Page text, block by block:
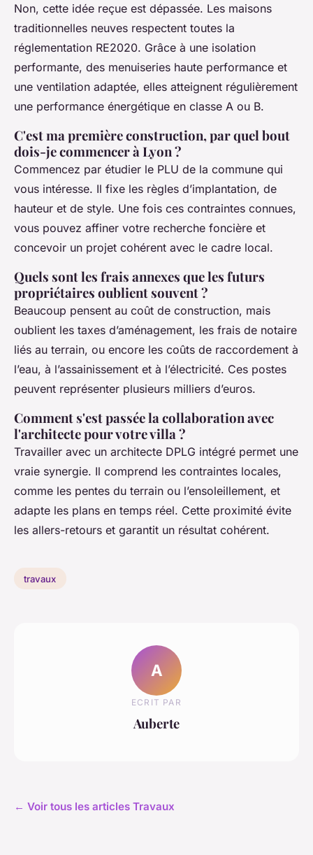
Non, cette idée reçue est dépassée. Les maisons
traditionnelles neuves respectent toutes la
réglementation RE2020. Grâce à une isolation
performante, des menuiseries haute performance et
une ventilation adaptée, elles atteignent régulièrement
une performance énergétique en classe A ou B.
C'est ma première construction, par quel bout
dois-je commencer à Lyon ?
Commencez par étudier le PLU de la commune qui
vous intéresse. Il fixe les règles d’implantation, de
hauteur et de style. Une fois ces contraintes connues,
vous pouvez affiner votre recherche foncière et
concevoir un projet cohérent avec le cadre local.
Quels sont les frais annexes que les futurs
propriétaires oublient souvent ?
Beaucoup pensent au coût de construction, mais
oublient les taxes d’aménagement, les frais de notaire
liés au terrain, ou encore les coûts de raccordement à
l’eau, à l’assainissement et à l’électricité. Ces postes
peuvent représenter plusieurs milliers d’euros.
Comment s'est passée la collaboration avec
l'architecte pour votre villa ?
Travailler avec un architecte DPLG intégré permet une
vraie synergie. Il comprend les contraintes locales,
comme les pentes du terrain ou l’ensoleillement, et
adapte les plans en temps réel. Cette proximité évite
les allers-retours et garantit un résultat cohérent.
travaux
A
ECRIT PAR
Auberte
← Voir tous les articles Travaux